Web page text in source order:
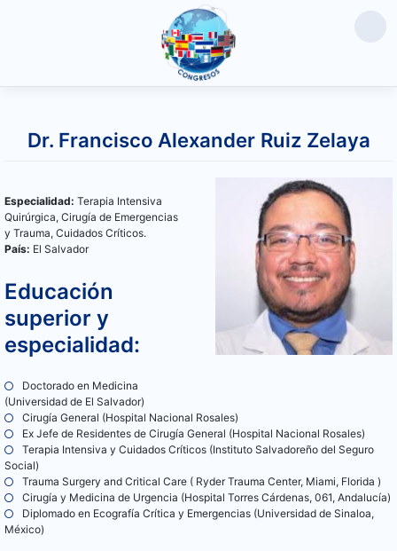
contenidoDr. Francisco Alexander Ruiz Zelaya
Especialidad: Terapia Intensiva
Quirúrgica, Cirugía de Emergencias
y Trauma, Cuidados Críticos.
País: El Salvador
Educación
superior y
especialidad:
Doctorado en Medicina
(Universidad de El Salvador)
Cirugía General (Hospital Nacional Rosales)
Ex Jefe de Residentes de Cirugía General (Hospital Nacional Rosales)
Terapia Intensiva y Cuidados Críticos (Instituto Salvadoreño del Seguro
Social)
Trauma Surgery and Critical Care ( Ryder Trauma Center, Miami, Florida )
Cirugía y Medicina de Urgencia (Hospital Torres Cárdenas, 061, Andalucía)
Diplomado en Ecografía Crítica y Emergencias (Universidad de Sinaloa,
México)